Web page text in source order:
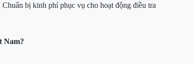
Chuẩn bị kinh phí phục vụ cho hoạt động điều tra
Nam?